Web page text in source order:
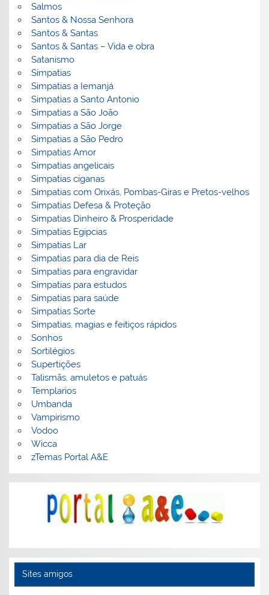
Salmos
Santos & Nossa Senhora
Santos & Santas
Santos & Santas – Vida e obra
Satanismo
Simpatias
Simpatias a Iemanjá
Simpatias a Santo Antonio
Simpatias a São João
Simpatias a São Jorge
Simpatias a São Pedro
Simpatias Amor
Simpatias angelicais
Simpatias ciganas
Simpatias com Orixás, Pombas-Giras e Pretos-velhos
Simpatias Defesa & Proteção
Simpatias Dinheiro & Prosperidade
Simpatias Egipcias
Simpatias Lar
Simpatias para dia de Reis
Simpatias para engravidar
Simpatias para estudos
Simpatias para saúde
Simpatias Sorte
Simpatias, magias e feitiços rápidos
Sonhos
Sortilégios
Supertições
Talismãs, amuletos e patuás
Templarios
Umbanda
Vampirismo
Vodoo
Wicca
zTemas Portal A&E
Sites amigos